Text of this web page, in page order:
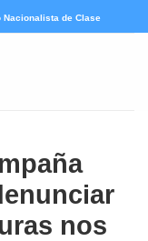
Nacionalista de Clase
nos